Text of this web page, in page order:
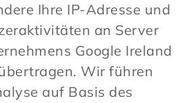
Ihre IP-Adresse und
an Server
Google Ireland
Wir führen
auf Basis des